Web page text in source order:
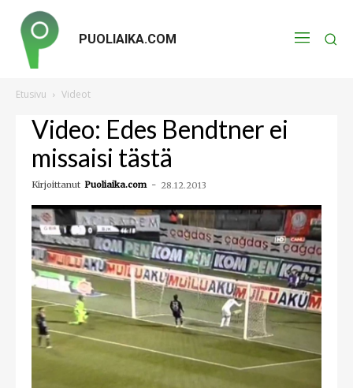
PUOLIAIKA.COM
Etusivu Videot
Video: Edes Bendtner ei
missaisi tästä
Kirjoittanut Puoliaika.com - 28.12.2013